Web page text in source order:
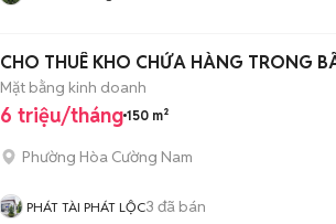
CHO THUÊ KHO CHỨA HÀNG TRONG
Mặt bằng kinh doanh
6 triệu/tháng 150 m²
Phường Hòa Cường Nam
PHÁT TÀI PHÁT LỘC3 đã bán